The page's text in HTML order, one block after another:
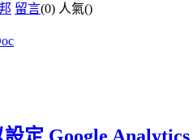
留言(0) 人氣()